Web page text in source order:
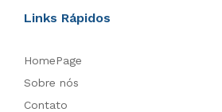
Links Rápidos
HomePage
Sobre nós
Contato